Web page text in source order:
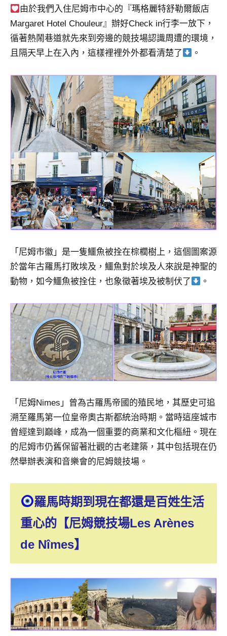
旅
誌
專
觀
光
局
合
作
人
對
象。
★
由於我們入住尼姆市中心的『瑪格麗特舒勒爾飯店
Margaret Hotel Chouleur』辦好Check in行李一放下，
循著熱鬧巷道就先來到旁邊的競技場認識周遭的環境，
且隔天早上在入內，這樣裡裡外外都看清楚了
。
「尼姆市徽」是一隻鱷魚被拴在棕櫚樹上，這個圖案源
於當年古羅馬打敗埃及，鱷魚對於埃及人來說是神聖的
動物，如今鱷魚被拴住，也象徵著埃及被制伏了
。
「尼姆Nimes」曾為古羅馬帝國的殖民地，其歷史可追
溯至羅馬第一位皇帝奧古斯都統治時期。當時這座城市
曾經達到巔峰，成為一個重要的商業和文化樞紐。現在
的尼姆市仍舊保留著壯觀的古老建築，其中包括現在仍
然舉辦表演和音樂會的尼姆競技場。
羅馬時期到現在都還是百姓生活
重心的【尼姆競技場Les Arènes
de Nîmes】